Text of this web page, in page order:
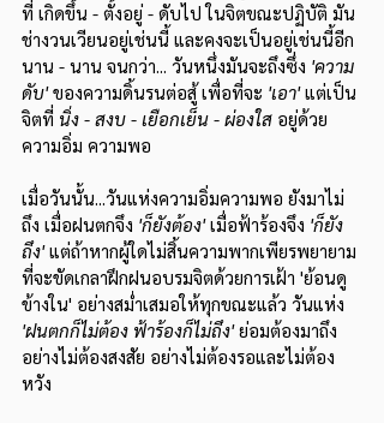
ที่ เกิดขึ้น - ตั้งอยู่ - ดับไป ในจิตขณะปฏิบัติ มัน
ช่างวนเวียนอยู่เช่นนี้ และคงจะเป็นอยู่เช่นนี้อีก
นาน - นาน จนกว่า... วันหนึ่งมันจะถึงซึ่ง 'ความ
ดับ' ของความดิ้นรนต่อสู้ เพื่อที่จะ 'เอา' แต่เป็น
จิตที่ นิ่ง - สงบ - เยือกเย็น - ผ่องใส อยู่ด้วย
ความอิ่ม ความพอ
เมื่อวันนั้น...วันแห่งความอิ่มความพอ ยังมาไม่
ถึง เมื่อฝนตกจึง 'ก็ยังต้อง' เมื่อฟ้าร้องจึง 'ก็ยัง
ถึง' แต่ถ้าหากผู้ใดไม่สิ้นความพากเพียรพยายาม
ที่จะขัดเกลาฝึกฝนอบรมจิตด้วยการเฝ้า 'ย้อนดู
ข้างใน' อย่างสม่ำเสมอให้ทุกขณะแล้ว วันแห่ง
'ฝนตกก็ไม่ต้อง ฟ้าร้องก็ไม่ถึง' ย่อมต้องมาถึง
อย่างไม่ต้องสงสัย อย่างไม่ต้องรอและไม่ต้อง
หวัง